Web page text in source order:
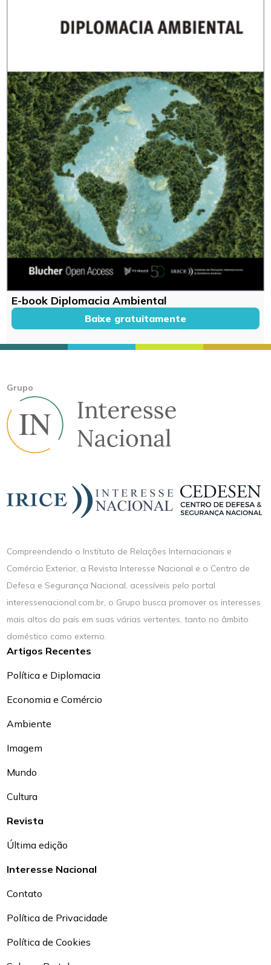
E-book Diplomacia Ambiental
Baixe gratuitamente
Grupo
Compreendendo o Instituto de Relações Internacionais e
Comércio Exterior, a Revista Interesse Nacional e o Centro de
Defesa e Segurança Nacional, acessíveis pelo portal
interessenacional.com.br, o Grupo busca promover os interesses
mais altos do país em suas várias vertentes, tanto no âmbito
doméstico como externo.
Artigos Recentes
Política e Diplomacia
Economia e Comércio
Ambiente
Imagem
Mundo
Cultura
Revista
Última edição
Interesse Nacional
Contato
Política de Privacidade
Política de Cookies